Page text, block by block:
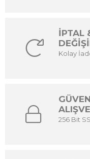
İPTAL
Kolay
256 Bit